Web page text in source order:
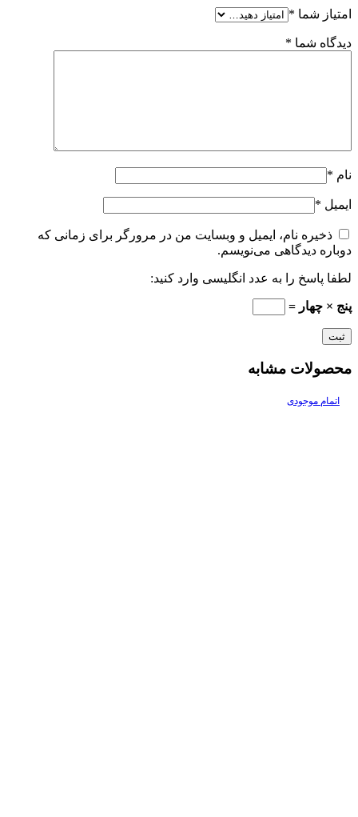
امتیاز شما *
دیدگاه شما *
نام *
ایمیل *
ذخیره نام، ایمیل و وبسایت من در مرورگر برای زمانی که
دوباره دیدگاهی می‌نویسم.
لطفا پاسخ را به عدد انگلیسی وارد کنید:
پنج × چهار =
محصولات مشابه
اتمام موجودی